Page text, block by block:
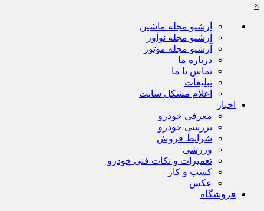
×
آرشیو مجله ماشین
آرشیو مجله نوآور
آرشیو مجله موتور
درباره ما
تماس با ما
تبلیغات
اعلام مشکل سایت
اخبار
معرفی خودرو
بررسی خودرو
شرایط فروش
ورزشی
تعمیرات و نکات فنی خودرو
کسب و کار
عکس
فروشگاه